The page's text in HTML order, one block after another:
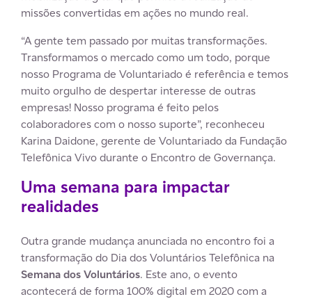
missões convertidas em ações no mundo real.
“A gente tem passado por muitas transformações.
Transformamos o mercado como um todo, porque
nosso Programa de Voluntariado é referência e temos
muito orgulho de despertar interesse de outras
empresas! Nosso programa é feito pelos
colaboradores com o nosso suporte”, reconheceu
Karina Daidone, gerente de Voluntariado da Fundação
Telefônica Vivo durante o Encontro de Governança.
Uma semana para impactar
realidades
Outra grande mudança anunciada no encontro foi a
transformação do Dia dos Voluntários Telefônica na
Semana dos Voluntários. Este ano, o evento
acontecerá de forma 100% digital em 2020 com a